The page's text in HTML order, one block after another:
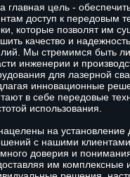
главная цель -
доступ к передовым
которые позволят им
качество и
Мы стремимся быть
инженерии и
для лазерной
инновационные
в себе передовые
использования.
на установление
с нашими
доверия и
им комплексные